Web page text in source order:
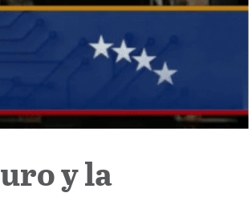
y la